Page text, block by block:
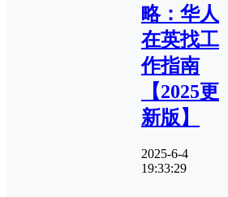
略：华人
在英找工
作指南
【2025更
新版】
2025-6-4
19:33:29